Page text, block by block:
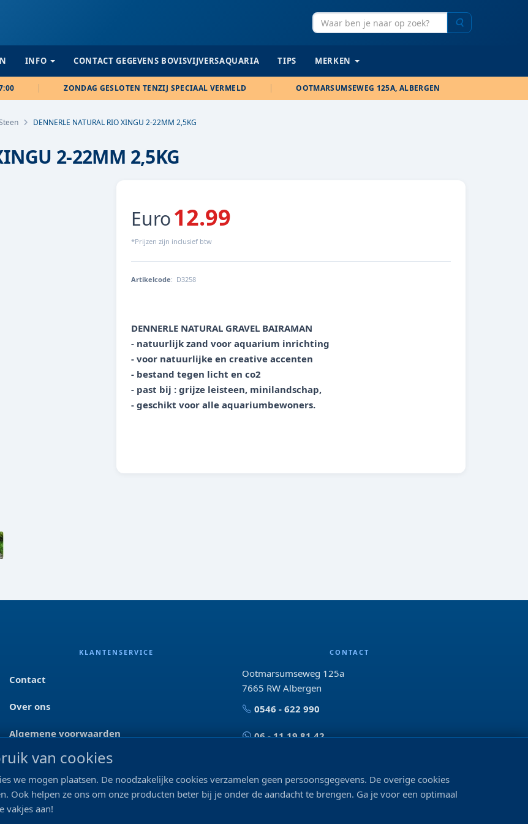
INFO CONTACT GEGEVENS BOVISVIJVERSAQUARIA TIPS MERKEN
ZONDAG GESLOTEN TENZIJ SPECIAAL VERMELD OOTMARSUMSEWEG 125A, ALBERGEN
DENNERLE NATURAL RIO XINGU 2-22MM 2,5KG
2-22MM 2,5KG
Euro12.99
*Prijzen zijn inclusief btw
Artikelcode: D3258
DENNERLE NATURAL GRAVEL BAIRAMAN
- natuurlijk zand voor aquarium inrichting
- voor natuurlijke en creative accenten
- bestand tegen licht en co2
- past bij : grijze leisteen, minilandschap,
- geschikt voor alle aquariumbewoners.
KLANTENSERVICE
Contact
Over ons
Algemene voorwaarden
Privacyverklaring
Blog & tips
Merken
CONTACT
Ootmarsumseweg 125a
7665 RW Albergen
0546 - 622 990
06 - 11 19 81 42
VOLG ONS
van cookies
we mogen plaatsen. De noodzakelijke cookies verzamelen geen persoonsgegevens. De overige cookies
Ook helpen ze ons om onze producten beter bij je onder de aandacht te brengen. Ga je voor een optimaal
vakjes aan!